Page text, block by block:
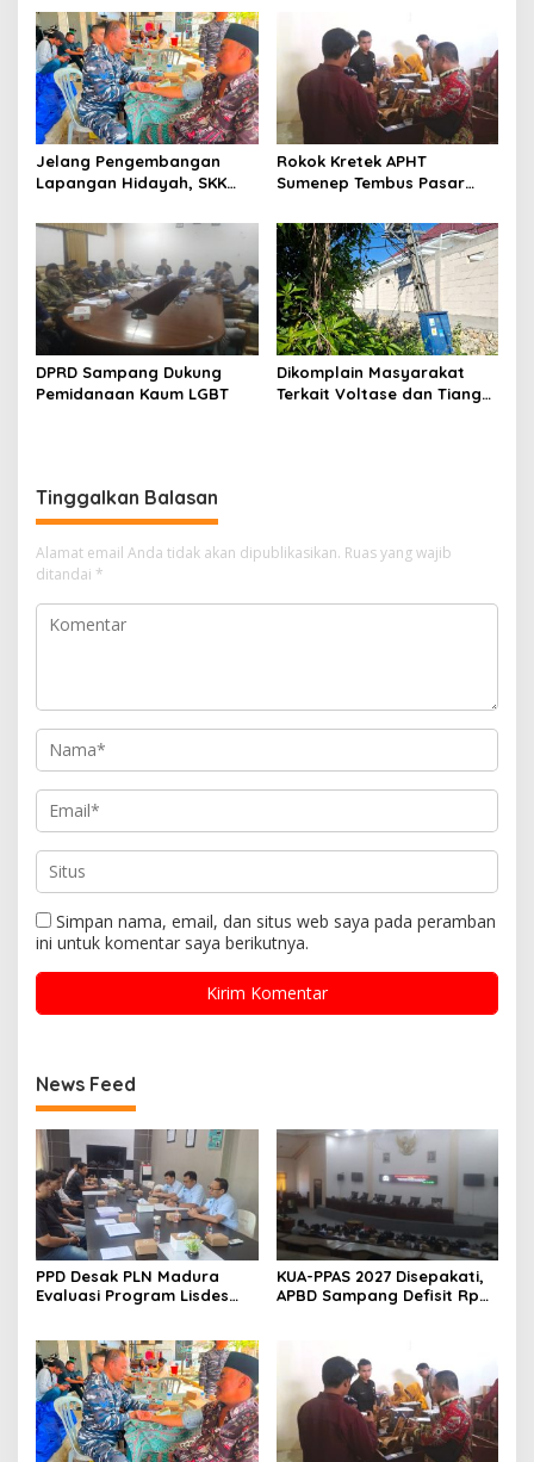
Jelang Pengembangan
Lapangan Hidayah, SKK
Perkuat Sinergi dengan
Nelayan Sampang
Rokok Kretek APHT
Sumenep Tembus Pasar
DPRD Sampang Dukung
Pemidanaan Kaum LGBT
Dikomplain Masyarakat
Terkait Voltase dan Tiang
Tinggalkan Balasan
Alamat email Anda tidak akan dipublikasikan. Ruas yang wajib
ditandai *
Simpan nama, email, dan situs web saya pada peramban
ini untuk komentar saya berikutnya.
News Feed
PPD Desak PLN Madura
Evaluasi Program Lisdes
KUA-PPAS 2027 Disepakati,
APBD Sampang Defisit Rp